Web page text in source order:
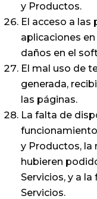
y Productos.
El acceso a
aplicaciones
daños en el
El mal uso de
generada,
las páginas.
La falta de
y Productos, la
hubieren
Servicios, y a
Servicios.